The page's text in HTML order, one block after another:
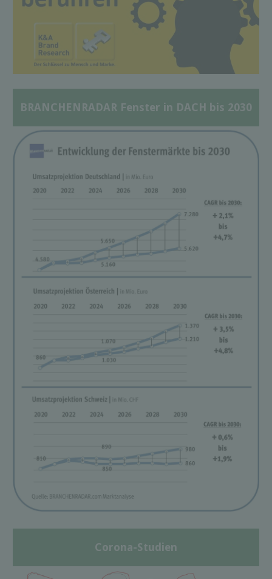
BRANCHENRADAR Fenster in DACH bis 2030
Corona-Studien